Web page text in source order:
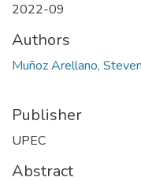
2022-09
Authors
Muñoz Arellano,
Publisher
UPEC
Abstract